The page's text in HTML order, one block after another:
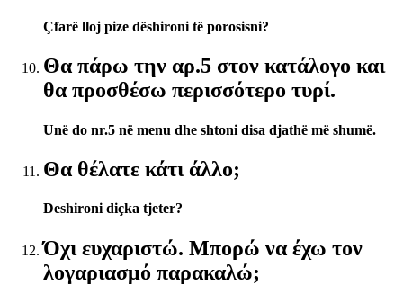
Çfarë lloj pize dëshironi të porosisni?
Θα πάρω την αρ.5 στον κατάλογο και
θα προσθέσω περισσότερο τυρί.
Unë do nr.5 në menu dhe shtoni disa djathë më shumë.
Θα θέλατε κάτι άλλο;
Deshironi diçka tjeter?
Όχι ευχαριστώ. Μπορώ να έχω τον
λογαριασμό παρακαλώ;